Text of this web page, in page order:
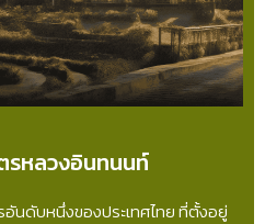
รหลวงอินทนนท์
นดับหนึ่งของประเทศไทย ที่ตั้งอยู่